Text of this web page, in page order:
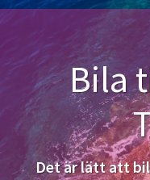
Bila
Det är lätt att